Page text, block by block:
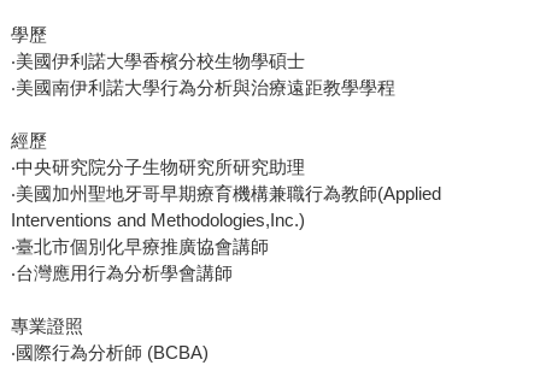
學歷
‧美國伊利諾大學香檳分校生物學碩士
‧美國南伊利諾大學行為分析與治療遠距教學學程
經歷
‧中央研究院分子生物研究所研究助理
‧美國加州聖地牙哥早期療育機構兼職行為教師(Applied
Interventions and Methodologies,Inc.)
‧臺北市個別化早療推廣協會講師
‧台灣應用行為分析學會講師
專業證照
‧國際行為分析師 (BCBA)